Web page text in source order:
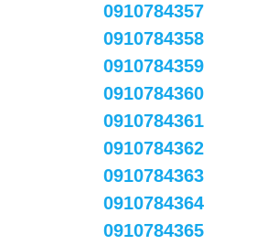
0910784357
0910784358
0910784359
0910784360
0910784361
0910784362
0910784363
0910784364
0910784365